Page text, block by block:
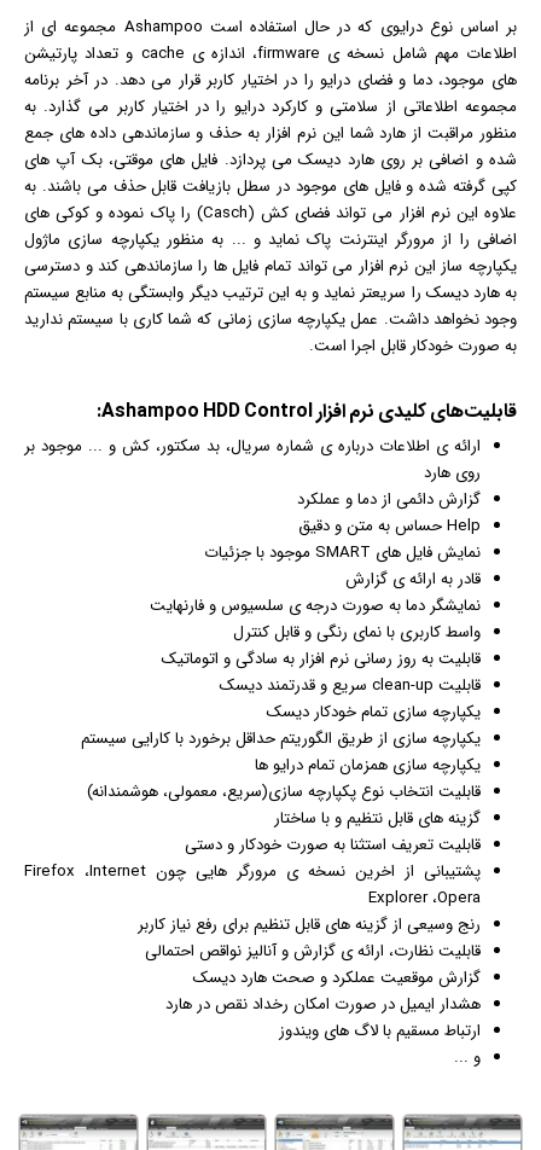
بر اساس نوع درایوی که در حال استفاده است Ashampoo مجموعه ای از
اطلاعات مهم شامل نسخه ی firmware، اندازه ی cache و تعداد پارتیشن
های موجود، دما و فضای درایو را در اختیار کاربر قرار می دهد. در آخر برنامه
مجموعه اطلاعاتی از سلامتی و کارکرد درایو را در اختیار کاربر می گذارد. به
منظور مراقبت از هارد شما ایننرم افزار به حذف و سازماندهی داده های جمع
شده و اضافی بر روی هارد دیسک می پردازد. فایل های موقتی، بک آپ های
کپی گرفته شده و فایل های موجود در سطل بازیافت قابل حذف می باشند. به
علاوه این نرم افزار می تواند فضای کش (Casch) را پاک نموده و کوکی های
اضافی را از مرورگر اینترنت پاک نماید و ... به منظور یکپارچه سازی ماژول
یکپارچه ساز این نرم افزار می تواند تمام فایل ها را سازماندهی کند و دسترسی
به هارد دیسک را سریعتر نماید و به این ترتیب دیگر وابستگی به منابع سیستم
وجود نخواهد داشت. عمل یکپارچه سازی زمانی که شما کاری با سیستم ندارید
به صورت خودکار قابل اجرا است.
قابلیت‌های كلیدی نرم افزار Ashampoo HDD Control:
ارائه ی اطلاعات درباره ی شماره سریال، بد سکتور، کش و ... موجود بر
روی هارد
گزارش دائمی از دما و عملکرد
Help حساس به متن و دقیق
نمایش فایل های SMART موجود با جزئیات
قادر به ارائه ی گزارش
نمایشگر دما به صورت درجه ی سلسیوس و فارنهایت
واسط کاربری با نمای رنگی و قابل کنترل
قابلیت به روز رسانی نرم افزار به سادگی و اتوماتیک
قابلیت clean-up سریع و قدرتمند دیسک
یکپارچه سازی تمام خودکار دیسک
یکپارچه سازی از طریق الگوریتم حداقل برخورد با کارایی سیستم
یکپارچه سازی همزمان تمام درایو ها
قابلیت انتخاب نوع پکپارچه سازی(سریع، معمولی، هوشمندانه)
گزینه های قابل نتظیم و با ساختار
قابلیت تعریف استثنا به صورت خودکار و دستی
پشتیبانی از اخرین نسخه ی مرورگر هایی چون Firefox ،Internet
Explorer ،Opera
رنج وسیعی از گزینه های قابل تنظیم برای رفع نیاز کاربر
قابلیت نظارت، ارائه ی گزارش و آنالیز نواقص احتمالی
گزارش موقعیت عملکرد و صحت هارد دیسک
هشدار ایمیلدر صورت امکان رخداد نقص در هارد
ارتباط مسقیم با لاگ های ویندوز
و ...